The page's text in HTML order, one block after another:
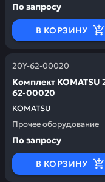
По запросу
В КОРЗИНУ
20Y-62-00020
KOMATSU
Комплект KOMATSU
62-00020
Прочее оборудование
Заказывая
По запросу
В КОРЗИНУ